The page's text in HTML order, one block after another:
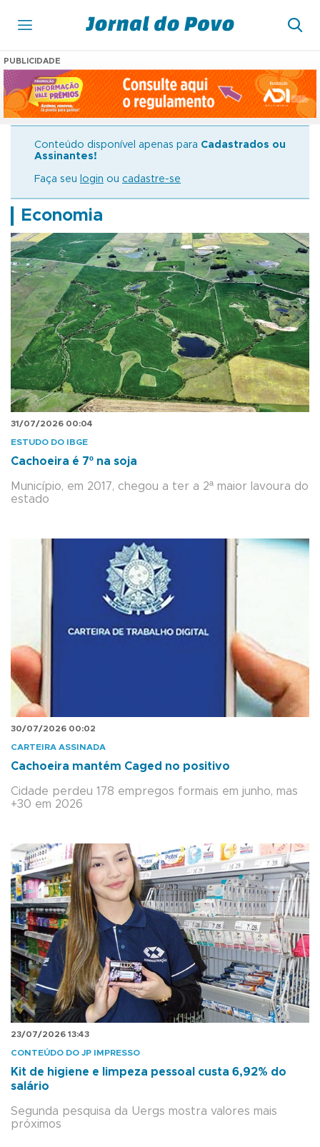
PUBLICIDADE
Conteúdo disponível apenas para Cadastrados ou
Assinantes!
Faça seu login ou cadastre-se
Economia
31/07/2026 00:04
ESTUDO DO IBGE
Cachoeira é 7º na soja
Município, em 2017, chegou a ter a 2ª maior lavoura do
estado
30/07/2026 00:02
CARTEIRA ASSINADA
Cachoeira mantém Caged no positivo
Cidade perdeu 178 empregos formais em junho, mas
+30 em 2026
23/07/2026 13:43
CONTEÚDO DO JP IMPRESSO
Kit de higiene e limpeza pessoal custa 6,92% do
salário
Segunda pesquisa da Uergs mostra valores mais
próximos